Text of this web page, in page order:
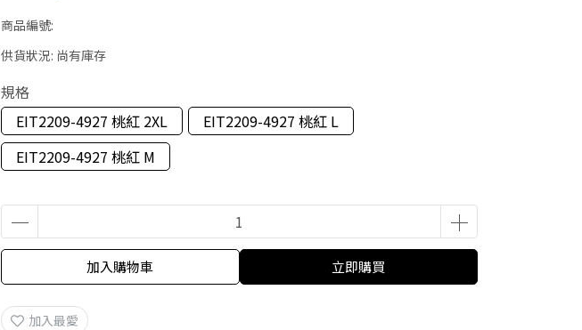
商品編號:
供貨狀況: 尚有庫存
規格
EIT2209-4927 桃紅 2XL
EIT2209-4927 桃紅 L
EIT2209-4927 桃紅 M
加入購物車 立即購買
加入最愛